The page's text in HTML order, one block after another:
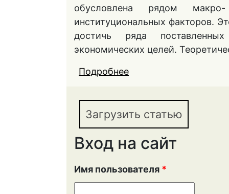
обусловлена рядом
институциональных факторов.
достичь ряда
экономических целей.
Подробнее
Загрузить статью
Вход на сайт
Имя пользователя *